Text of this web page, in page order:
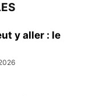
y aller : le